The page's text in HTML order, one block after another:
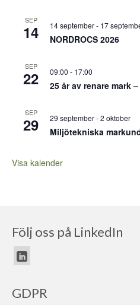
SEP
14 14 september- 17
NORDROCS 2026
SEP
22 09:00 - 17:00
25 år av renare mark
SEP
29 29 september-2 oktober
Miljötekniska
Visa kalender
Följ oss på LinkedIn
GDPR